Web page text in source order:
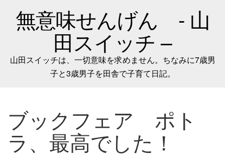
無意味せんげん - 山
田スイッチ –
山田スイッチは、一切意味を求めません。ちなみに7歳男
子と3歳男子を田舎で子育て日記。
ブックフェア ポト
ラ、最高でした！